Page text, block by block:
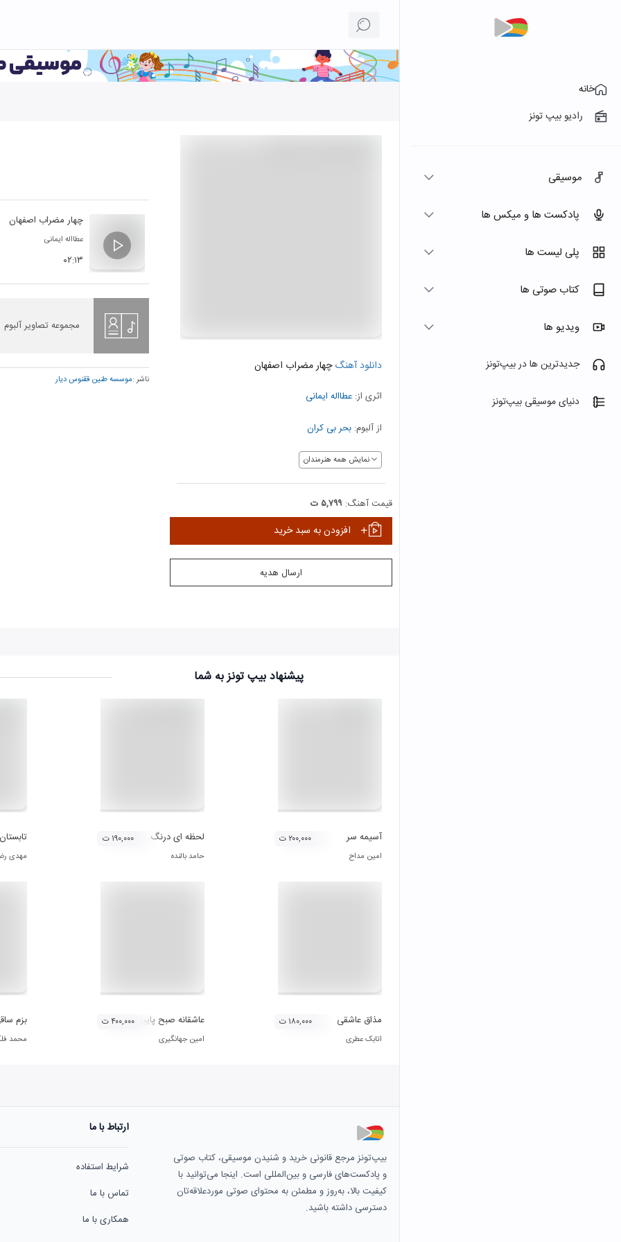
خانه
رادیو بیپ تونز
موسیقی
پادکست ها و میکس ها
پلی لیست ها
کتاب صوتی ها
ویدیو ها
جدیدترین ها در بیپ‌تونز
دنیای موسیقی بیپ‌تونز
دانلود آهنگچهار مضراب اصفهان
اثری از: عطااله ایمانی
از آلبوم: بحر بی کران
نمایش همه هنرمندان
قیمت آهنگ: ۵,۷۹۹ ت
افزودن به سبد خرید
ارسال هدیه
چهار مضراب اصفهان
عطااله ایمانی
۰۲:۱۳
مجموعه تصاویر آلبوم
ناشر :موسسه طنین ققنوس دیار
پیشنهاد بیپ تونز به شما
آسیمه سر
امین مداح
۲۰۰,۰۰۰ ت لحظه ای درنگ
حامد بالنده
۱۹۰,۰۰۰ ت تابستان
مهدی
مذاق عاشقی
اتابک عطری
۱۸۰,۰۰۰ ت عاشقانه صبح پاییزی
امین جهانگیری
۴۰۰,۰۰۰ ت بزم
محمد
بیپ‌تونز مرجع قانونی خرید و شنیدن موسیقی، کتاب صوتی
و پادکست‌های فارسی و بین‌المللی است. اینجا می‌توانید با
کیفیت بالا، به‌روز و مطمئن به محتوای صوتی موردعلاقه‌تان
دسترسی داشته باشید.
ارتباط با ما
شرایط استفاده
تماس با ما
همکاری با ما